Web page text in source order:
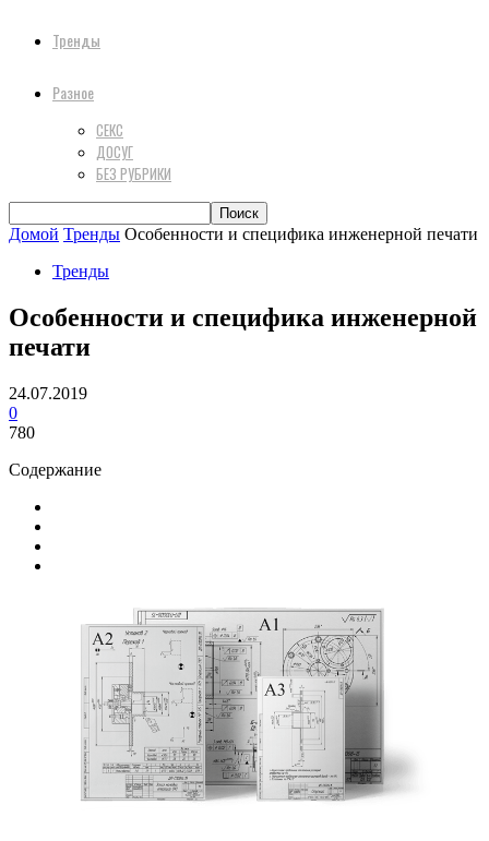
Тренды
Разное
СЕКС
ДОСУГ
БЕЗ РУБРИКИ
Домой Тренды Особенности и специфика инженерной печати
Тренды
Особенности и специфика инженерной
печати
24.07.2019
0
780
Содержание